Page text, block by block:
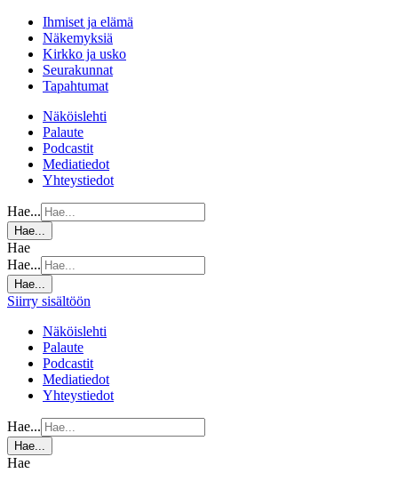
Ihmiset ja elämä
Näkemyksiä
Kirkko ja usko
Seurakunnat
Tapahtumat
Näköislehti
Palaute
Podcastit
Mediatiedot
Yhteystiedot
Hae...
Hae...
Hae
Hae...
Hae...
Siirry sisältöön
Näköislehti
Palaute
Podcastit
Mediatiedot
Yhteystiedot
Hae...
Hae...
Hae